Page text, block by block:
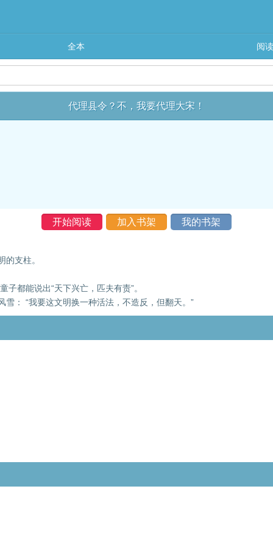
全本 阅
代理县令？不，我要代理大宋！
开始阅读 加入书架 我的书架
支柱。
都能说出“天下兴亡，匹夫有责”。
： “我要这文明换一种活法，不造反，但翻天。”